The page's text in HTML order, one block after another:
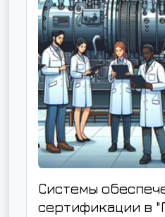
Системы
сертификации в